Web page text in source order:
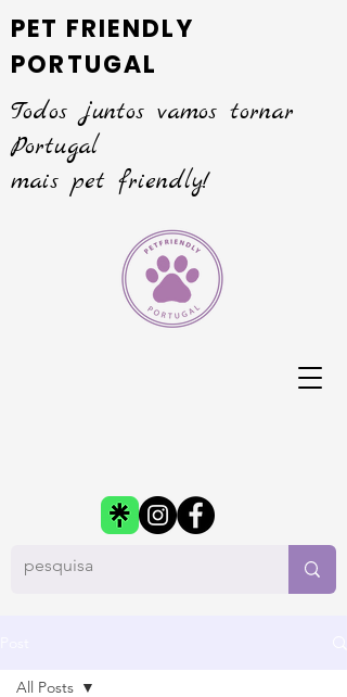
PET FRIENDLY
PORTUGAL
Todos juntos vamos tornar
Portugal
mais pet friendly!
All Posts